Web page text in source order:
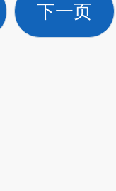
下一页